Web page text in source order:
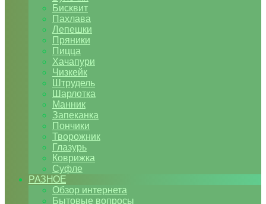
Бисквит
Пахлава
Лепешки
Пряники
Пицца
Хачапури
Чизкейк
Штрудель
Шарлотка
Манник
Запеканка
Пончики
Творожник
Глазурь
Коврижка
Суфле
РАЗНОЕ
Обзор интернета
Бытовые вопросы